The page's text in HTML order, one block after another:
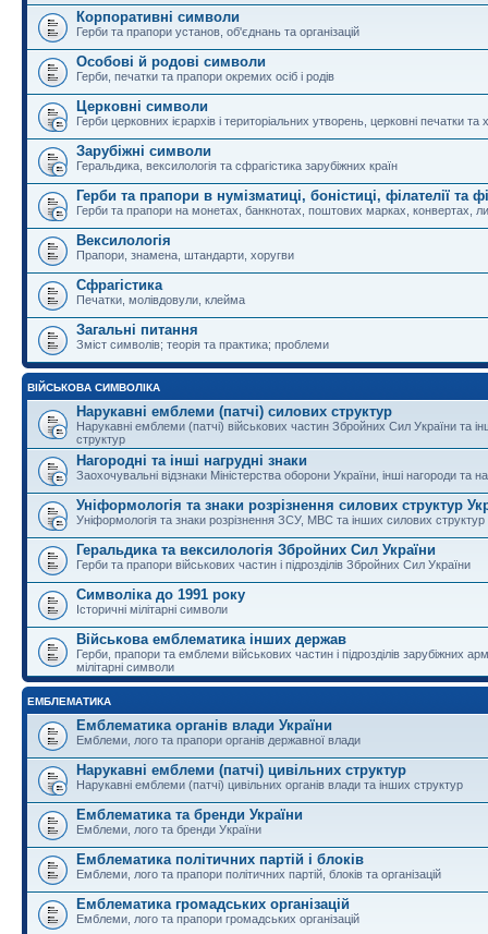
Корпоративні символи
Герби та прапори установ, об'єднань та організацій
Особові й родові символи
Герби, печатки та прапори окремих осіб і родів
Церковні символи
Герби церковних ієрархів і територіальних утворень, церковні печатки та
Зарубіжні символи
Геральдика, вексилологія та сфрагістика зарубіжних країн
Герби та прапори в нумізматиці, боністиці, філателії та
Герби та прапори на монетах, банкнотах, поштових марках, конвертах,
Вексилологія
Прапори, знамена, штандарти, хоругви
Сфрагістика
Печатки, молівдовули, клейма
Загальні питання
Зміст символів; теорія та практика; проблеми
ВІЙСЬКОВА СИМВОЛІКА
Нарукавні емблеми (патчі) силових структур
Нарукавні емблеми (патчі) військових частин Збройних Сил України та
структур
Нагородні та інші нагрудні знаки
Заохочувальні відзнаки Міністерства оборони України, інші нагороди та
Уніформологія та знаки розрізнення силових структур
Уніформологія та знаки розрізнення ЗСУ, МВС та інших силових структур
Геральдика та вексилологія Збройних Сил України
Герби та прапори військових частин і підрозділів Збройних Сил України
Символіка до 1991 року
Історичні мілітарні символи
Військова емблематика інших держав
Герби, прапори та емблеми військових частин і підрозділів зарубіжних
мілітарні символи
ЕМБЛЕМАТИКА
Емблематика органів влади України
Емблеми, лого та прапори органів державної влади
Нарукавні емблеми (патчі) цивільних структур
Нарукавні емблеми (патчі) цивільних органів влади та інших структур
Емблематика та бренди України
Емблеми, лого та бренди України
Емблематика політичних партій і блоків
Емблеми, лого та прапори політичних партій, блоків та організацій
Емблематика громадських організацій
Емблеми, лого та прапори громадських організацій